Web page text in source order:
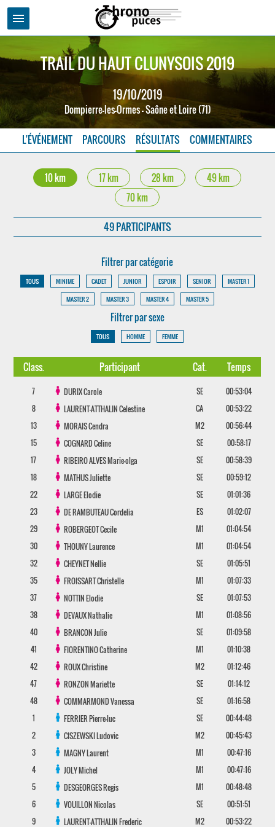
menu
TRAIL DU HAUT CLUNYSOIS 2019
19/10/2019
Dompierre-les-Ormes - Saône et Loire (71)
L'ÉVÉNEMENT PARCOURS RÉSULTATS COMMENTAIRES
10 km 17 km 28 km
49 km
70 km
49 PARTICIPANTS
Filtrer par catégorie
TOUS MINIME CADET JUNIOR ESPOIR SENIOR
MASTER 1
MASTER 2
MASTER 3 MASTER 4 MASTER 5
Filtrer par sexe
TOUS HOMME FEMME
Class. Participant Cat. Temps
7 DURIXCarole SE
00:53:04
8
LAURENT-ATTHALINCelestine CA
00:53:22
13
MORAISCendra M2
00:56:44
15
COGNARDCeline SE
00:58:17
17
RIBEIRO ALVESMarie-olga SE
00:58:39
18
MATHUSJuliette SE
00:59:12
22
LARGEElodie SE
01:01:36
23
DE RAMBUTEAUCordelia ES
01:02:07
29
ROBERGEOTCecile M1
01:04:54
30
THOUNYLaurence M1
01:04:54
32
CHEYNETNellie SE
01:05:51
35
FROISSARTChristelle M1
01:07:33
37
NOTTINElodie SE
01:07:53
38
DEVAUXNathalie M1
01:08:56
40
BRANCONJulie SE
01:09:58
41
FIORENTINOCatherine M1
01:10:38
42
ROUXChristine M2
01:12:46
47
RONZONMariette SE
01:14:12
48
COMMARMONDVanessa SE
01:16:58
1
FERRIERPierre-luc SE
00:44:48
2
CISZEWSKILudovic M2
00:45:43
3
MAGNYLaurent M1
00:47:16
4
JOLYMichel M1
00:47:16
5
DESGEORGESRegis M1
00:48:48
6
VOUILLONNicolas SE
00:51:51
9
LAURENT-ATTHALINFrederic M2
00:53:22